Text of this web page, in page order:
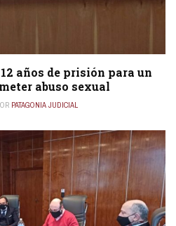
años de prisión para un
abuso sexual
PATAGONIA JUDICIAL